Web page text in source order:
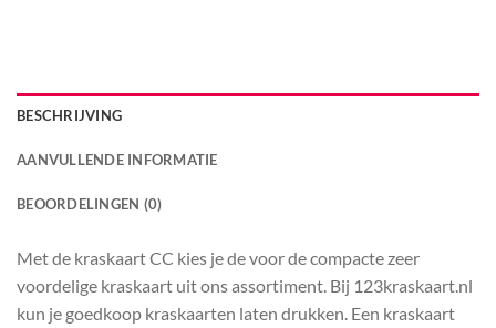
BESCHRIJVING
AANVULLENDE INFORMATIE
BEOORDELINGEN (0)
Met de kraskaart CC kies je de voor de compacte zeer
voordelige kraskaart uit ons assortiment. Bij 123kraskaart.nl
kun je goedkoop kraskaarten laten drukken. Een kraskaart